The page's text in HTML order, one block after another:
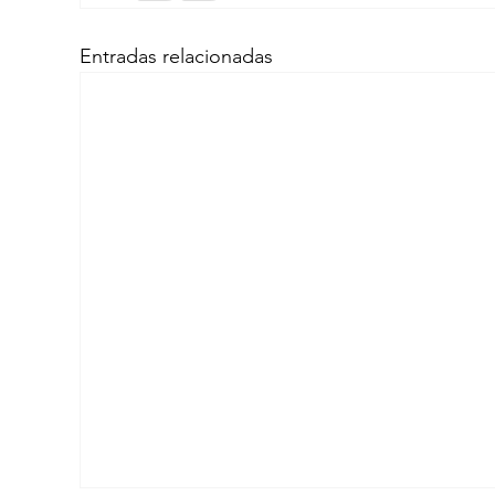
Entradas relacionadas